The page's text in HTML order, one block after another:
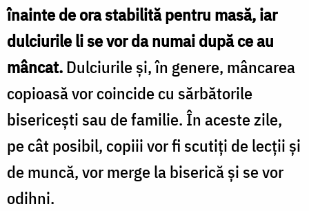
înainte de ora stabilită pentru masă, iar
dulciurile li se vor da numai după ce au
mâncat.Dulciurile şi, în genere, mâncarea
copioasă vor coincide cu sărbătorile
bisericeşti sau de familie. În aceste zile,
pe cât posibil, copiii vor fi scutiţi de lecţii şi
de muncă, vor merge la biserică şi se vor
odihni.